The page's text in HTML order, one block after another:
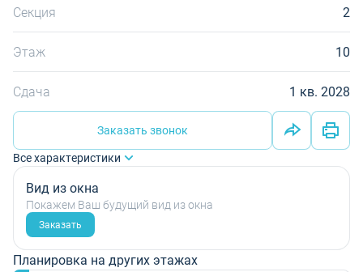
Секция 2
Этаж 10
Сдача 1 кв. 2028
Заказать звонок
Все характеристики
Вид из окна
Покажем Ваш будущий вид из окна
Заказать
Планировка на других этажах